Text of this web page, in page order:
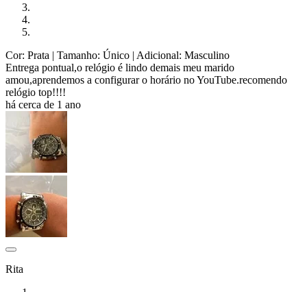
Cor: Prata | Tamanho: Único | Adicional: Masculino
Entrega pontual,o relógio é lindo demais meu marido
amou,aprendemos a configurar o horário no YouTube.recomendo
relógio top!!!!
há cerca de 1 ano
Rita